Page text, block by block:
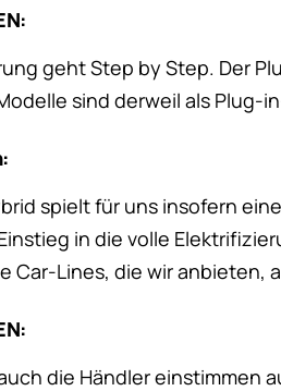
geht Step by Step. Der
sind derweil als Plug-
spielt für uns insofern
in die volle
Car-Lines, die wir
die Händler einstimmen